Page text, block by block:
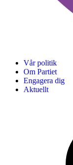
Vår politik
Om Partiet
Engagera dig
Aktuellt